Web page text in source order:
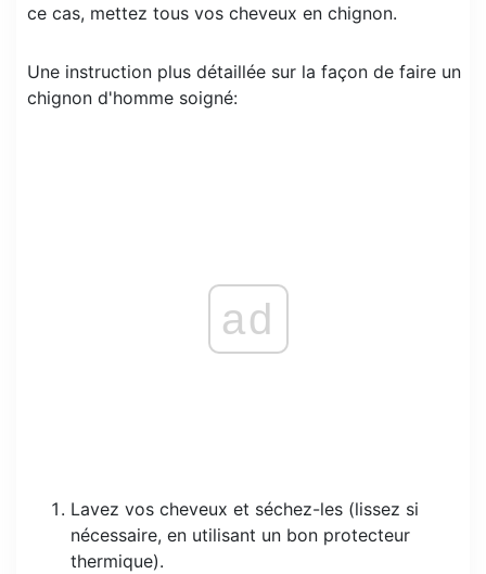
ce cas, mettez tous vos cheveux en chignon.
Une instruction plus détaillée sur la façon de faire un
chignon d'homme soigné:
ad
Lavez vos cheveux et séchez-les (lissez si
nécessaire, en utilisant un bon protecteur
thermique).